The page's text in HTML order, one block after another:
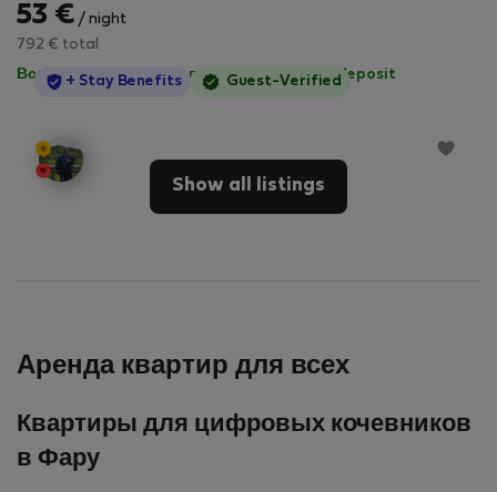
53 € / night
792 € total
Все коммунальные услуги включены·No deposit
StayProtection
+ Stay Benefits Guest-Verified
Show all listings
Аренда квартир для всех
Квартиры для цифровых кочевников
в Фару